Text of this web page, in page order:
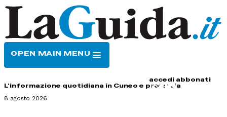
OPEN MAIN MENU
accedi abbonati
L'informazione quotidiana in Cuneo e provincia
8 agosto 2026